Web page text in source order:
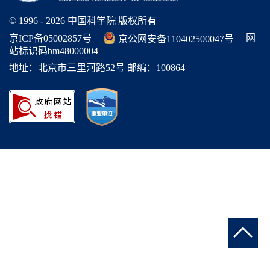
© 1996 - 2026 中国科学院 版权所有
京ICP备05002857号
京公网安备110402500047号
网
站标识码bm48000004
地址：北京市三里河路52号 邮编：100864